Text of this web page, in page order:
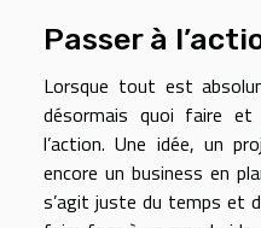
Passer à
Lorsque tout est
désormais quoi faire
l’action. Une idée, un
encore un business en
s’agit juste du temps et